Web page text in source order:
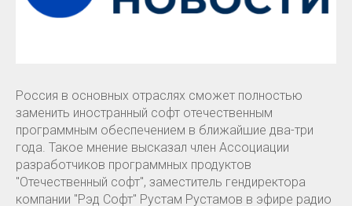
Россия в основных отраслях сможет полностью
заменить иностранный софт отечественным
программным обеспечением в ближайшие два-три
года. Такое мнение высказал член Ассоциации
разработчиков программных продуктов
"Отечественный софт", заместитель гендиректора
компании "Рэд Софт" Рустам Рустамов в эфире радио